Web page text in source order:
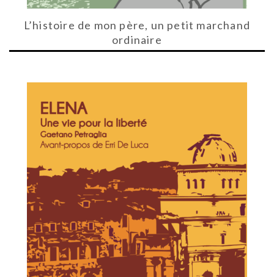
L’histoire de mon père, un petit marchand
ordinaire